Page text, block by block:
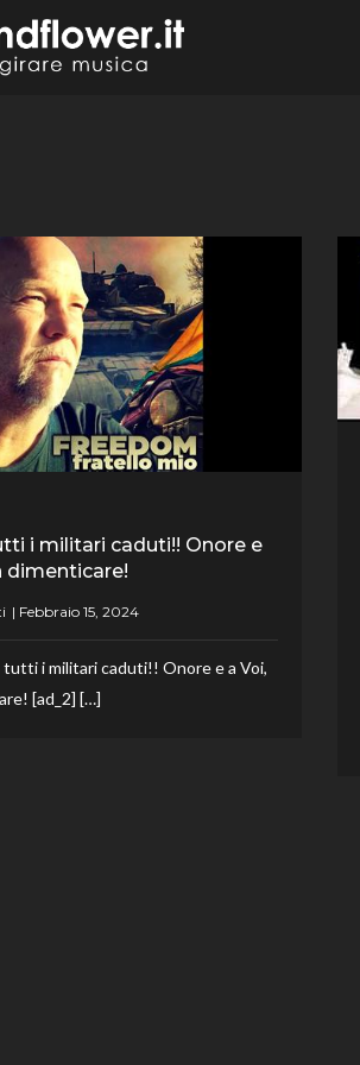
i militari caduti!! Onore e
dimenticare!
tutti i militari caduti!! Onore e a Voi,
[ad_2] […]